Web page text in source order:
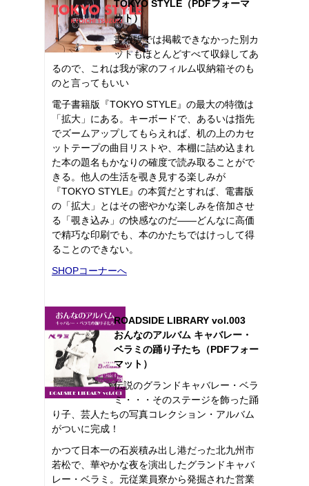
TOKYO STYLE（PDFフォーマ
ット）
書籍版では掲載できなかった別カ
ットもほとんどすべて収録してあ
るので、これは我が家のフィルム収納箱そのも
のと言ってもいい
電子書籍版『TOKYO STYLE』の最大の特徴は
「拡大」にある。キーボードで、あるいは指先
でズームアップしてもらえれば、机の上のカセ
ットテープの曲目リストや、本棚に詰め込まれ
た本の題名もかなりの確度で読み取ることがで
きる。他人の生活を覗き見する楽しみが
『TOKYO STYLE』の本質だとすれば、電書版
の「拡大」とはその密やかな楽しみを倍加させ
る「覗き込み」の快感なのだ――どんなに高価
で精巧な印刷でも、本のかたちではけっして得
ることのできない。
SHOPコーナーへ
ROADSIDE LIBRARY vol.003
おんなのアルバム キャバレー・
ベラミの踊り子たち（PDFフォー
マット）
伝説のグランドキャバレー・ベラ
ミ・・・そのステージを飾った踊
り子、芸人たちの写真コレクション・アルバム
がついに完成！
かつて日本一の石炭積み出し港だった北九州市
若松で、華やかな夜を演出したグランドキャバ
レー・ベラミ。元従業員寮から発掘された営業